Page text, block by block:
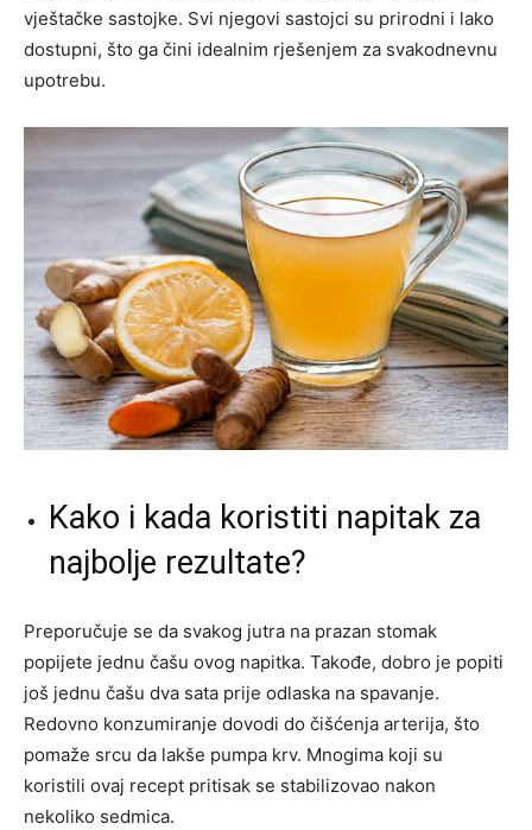
vještačke sastojke. Svi njegovi sastojci su prirodni i lako
dostupni, što ga čini idealnim rješenjem za svakodnevnu
upotrebu.
Kako i kada koristiti napitak za
najbolje rezultate?
Preporučuje se da svakog jutra na prazan stomak
popijete jednu čašu ovog napitka. Takođe, dobro je popiti
još jednu čašu dva sata prije odlaska na spavanje.
Redovno konzumiranje dovodi do čišćenja arterija, što
pomaže srcu da lakše pumpa krv. Mnogima koji su
koristili ovaj recept pritisak se stabilizovao nakon
nekoliko sedmica.